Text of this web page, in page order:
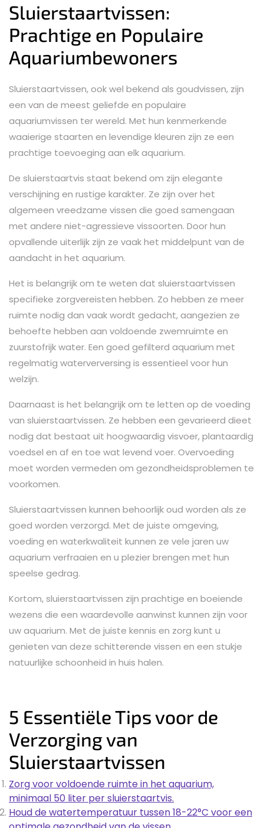
Sluierstaartvissen:
Prachtige en Populaire
Aquariumbewoners
Sluierstaartvissen, ook wel bekend als goudvissen, zijn
een van de meest geliefde en populaire
aquariumvissen ter wereld. Met hun kenmerkende
waaierige staarten en levendige kleuren zijn ze een
prachtige toevoeging aan elk aquarium.
De sluierstaartvis staat bekend om zijn elegante
verschijning en rustige karakter. Ze zijn over het
algemeen vreedzame vissen die goed samengaan
met andere niet-agressieve vissoorten. Door hun
opvallende uiterlijk zijn ze vaak het middelpunt van de
aandacht in het aquarium.
Het is belangrijk om te weten dat sluierstaartvissen
specifieke zorgvereisten hebben. Zo hebben ze meer
ruimte nodig dan vaak wordt gedacht, aangezien ze
behoefte hebben aan voldoende zwemruimte en
zuurstofrijk water. Een goed gefilterd aquarium met
regelmatig waterverversing is essentieel voor hun
welzijn.
Daarnaast is het belangrijk om te letten op de voeding
van sluierstaartvissen. Ze hebben een gevarieerd dieet
nodig dat bestaat uit hoogwaardig visvoer, plantaardig
voedsel en af en toe wat levend voer. Overvoeding
moet worden vermeden om gezondheidsproblemen te
voorkomen.
Sluierstaartvissen kunnen behoorlijk oud worden als ze
goed worden verzorgd. Met de juiste omgeving,
voeding en waterkwaliteit kunnen ze vele jaren uw
aquarium verfraaien en u plezier brengen met hun
speelse gedrag.
Kortom, sluierstaartvissen zijn prachtige en boeiende
wezens die een waardevolle aanwinst kunnen zijn voor
uw aquarium. Met de juiste kennis en zorg kunt u
genieten van deze schitterende vissen en een stukje
natuurlijke schoonheid in huis halen.
5 Essentiële Tips voor de
Verzorging van
Sluierstaartvissen
Zorg voor voldoende ruimte in het aquarium,
minimaal 50 liter per sluierstaartvis.
Houd de watertemperatuur tussen 18-22°C voor een